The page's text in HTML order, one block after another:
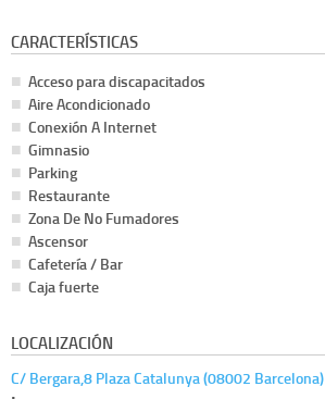
CARACTERÍSTICAS
Acceso para discapacitados
Aire Acondicionado
Conexión A Internet
Gimnasio
Parking
Restaurante
Zona De No Fumadores
Ascensor
Cafetería / Bar
Caja fuerte
LOCALIZACIÓN
C/ Bergara,8 Plaza Catalunya (08002 Barcelona)